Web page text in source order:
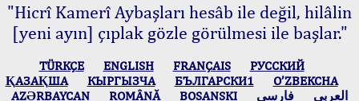
"Hicrî Kamerî Aybaşları hesâb ile değil, hilâlin
[yeni ayın] çıplak gözle görülmesi ile başlar."
TÜRKÇE ENGLISH FRANÇAIS
РУССКИЙ
ҚАЗАҚША
КЫPГЫЗЧA БЪЛГАРСКИ1
O’ZBEKCHA
AZӘRBAYCAN
ROMÂNĂ BOSANSKI العربي فارسی